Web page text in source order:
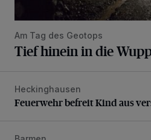
Am Tag des Geotops
Tief hinein in die
Feuerwehr befreit Kind aus
Heckinghausen
Feuerwehr befreit Kind aus